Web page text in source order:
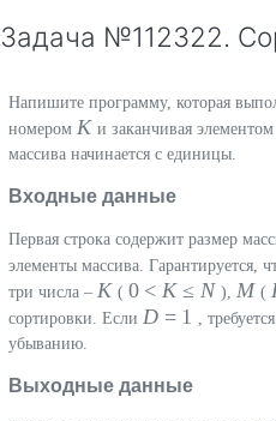
Задача №112322.
Напишите программу, которая
номером K и заканчивая
массива начинается с единицы.
Входные данные
Первая строка содержит размер
элементы массива. Гарантируется,
три числа – K ( 0 < K ≤ N ), M (
сортировки. Если D = 1 ,
убыванию.
Выходные данные